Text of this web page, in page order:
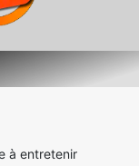
à entretenir